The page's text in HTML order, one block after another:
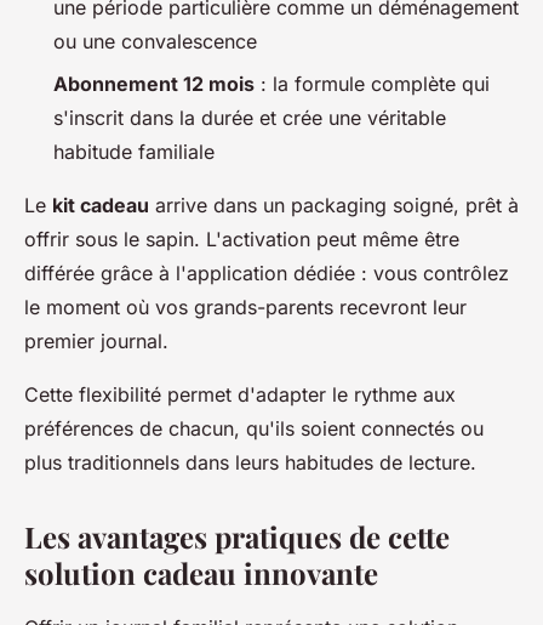
une période particulière comme un déménagement
ou une convalescence
Abonnement 12 mois : la formule complète qui
s'inscrit dans la durée et crée une véritable
habitude familiale
Le kit cadeau arrive dans un packaging soigné, prêt à
offrir sous le sapin. L'activation peut même être
différée grâce à l'application dédiée : vous contrôlez
le moment où vos grands-parents recevront leur
premier journal.
Cette flexibilité permet d'adapter le rythme aux
préférences de chacun, qu'ils soient connectés ou
plus traditionnels dans leurs habitudes de lecture.
Les avantages pratiques de cette
solution cadeau innovante